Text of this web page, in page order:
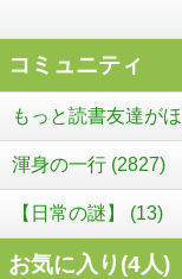
コミュニティ
もっと読書友達が
渾身の一行 (2827)
【日常の謎】 (13)
お気に入り(4人)